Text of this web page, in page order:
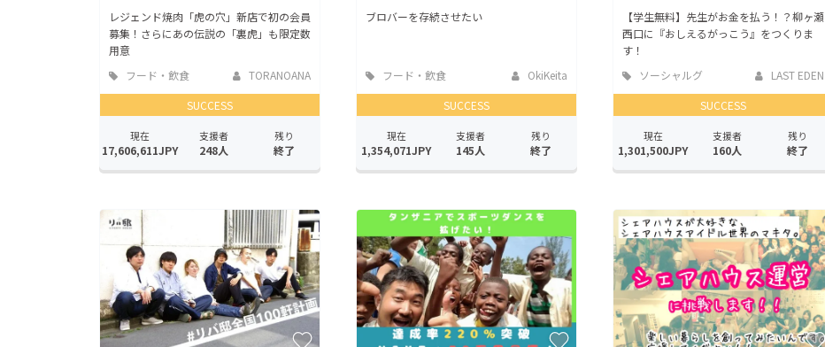
レジェンド焼肉「虎の穴」新店で初の会員
募集！さらにあの伝説の「裏虎」も限定数
用意
フード・飲食
店
TORANOANA
SUCCESS
現在
17,606,611JPY
支援者
248人
残り
終了
ブロバーを存続させたい
フード・飲食
店
OkiKeita
SUCCESS
現在
1,354,071JPY
支援者
145人
残り
終了
【学生無料】先生がお金を払う！？柳ヶ瀬
西口に『おしえるがっこう』をつくりま
す！
ソーシャルグ
ッド
LAST EDEN
SUCCESS
現在
1,301,500JPY
支援者
160人
残り
終了